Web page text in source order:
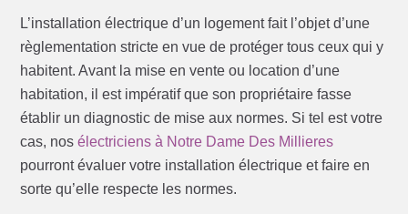
L’installation électrique d’un logement fait l’objet d’une
règlementation stricte en vue de protéger tous ceux qui y
habitent. Avant la mise en vente ou location d’une
habitation, il est impératif que son propriétaire fasse
établir un diagnostic de mise aux normes. Si tel est votre
cas, nosélectriciens à Notre Dame Des Millieres
pourront évaluer votre installation électrique et faire en
sorte qu’elle respecte les normes.